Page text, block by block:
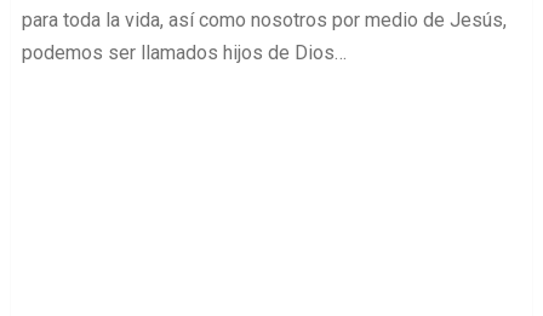
para toda la vida, así como nosotros por medio de Jesús,
podemos ser llamados hijos de Dios…